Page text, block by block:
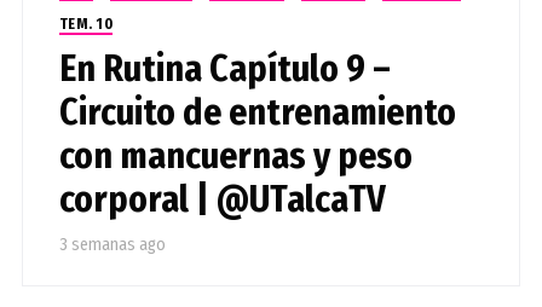
TEM. 10
En Rutina Capítulo 9 –
Circuito de entrenamiento
con mancuernas y peso
corporal | @UTalcaTV
3 semanas ago